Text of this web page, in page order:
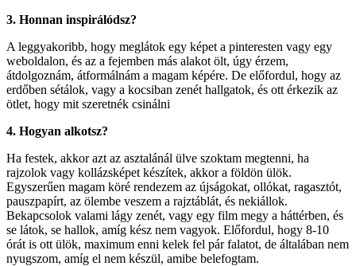
3. Honnan inspirálódsz?
A leggyakoribb, hogy meglátok egy képet a pinteresten vagy egy
weboldalon, és az a fejemben más alakot ölt, úgy érzem,
átdolgoznám, átformálnám a magam képére. De előfordul, hogy az
erdőben sétálok, vagy a kocsiban zenét hallgatok, és ott érkezik az
ötlet, hogy mit szeretnék csinálni
4. Hogyan alkotsz?
Ha festek, akkor azt az asztalánál ülve szoktam megtenni, ha
rajzolok vagy kollázsképet készítek, akkor a földön ülök.
Egyszerűen magam köré rendezem az újságokat, ollókat, ragasztót,
pauszpapírt, az ölembe veszem a rajztáblát, és nekiállok.
Bekapcsolok valami lágy zenét, vagy egy film megy a háttérben, és
se látok, se hallok, amíg kész nem vagyok. Előfordul, hogy 8-10
órát is ott ülök, maximum enni kelek fel pár falatot, de általában nem
nyugszom, amíg el nem készül, amibe belefogtam.